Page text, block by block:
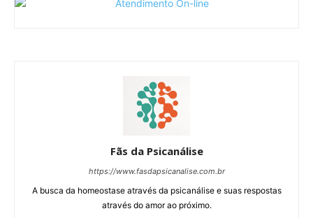
Fãs da Psicanálise
https://www.fasdapsicanalise.com.br
A busca da homeostase através da psicanálise e suas respostas
através do amor ao próximo.